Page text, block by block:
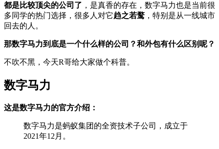
都是比较顶尖的公司了 ，是真香的存在，数字马力也是当前很
多同学的热门选择，很多人对它趋之若鹜 ，特别是从一线城市
回去的人。
那数字马力到底是一个什么样的公司？和外包有什么区别呢？
不吹不黑，今天R哥给大家做个科普。
数字马力
这是数字马力的官方介绍：
数字马力是蚂蚁集团的全资技术子公司，成立于
2021年12月。